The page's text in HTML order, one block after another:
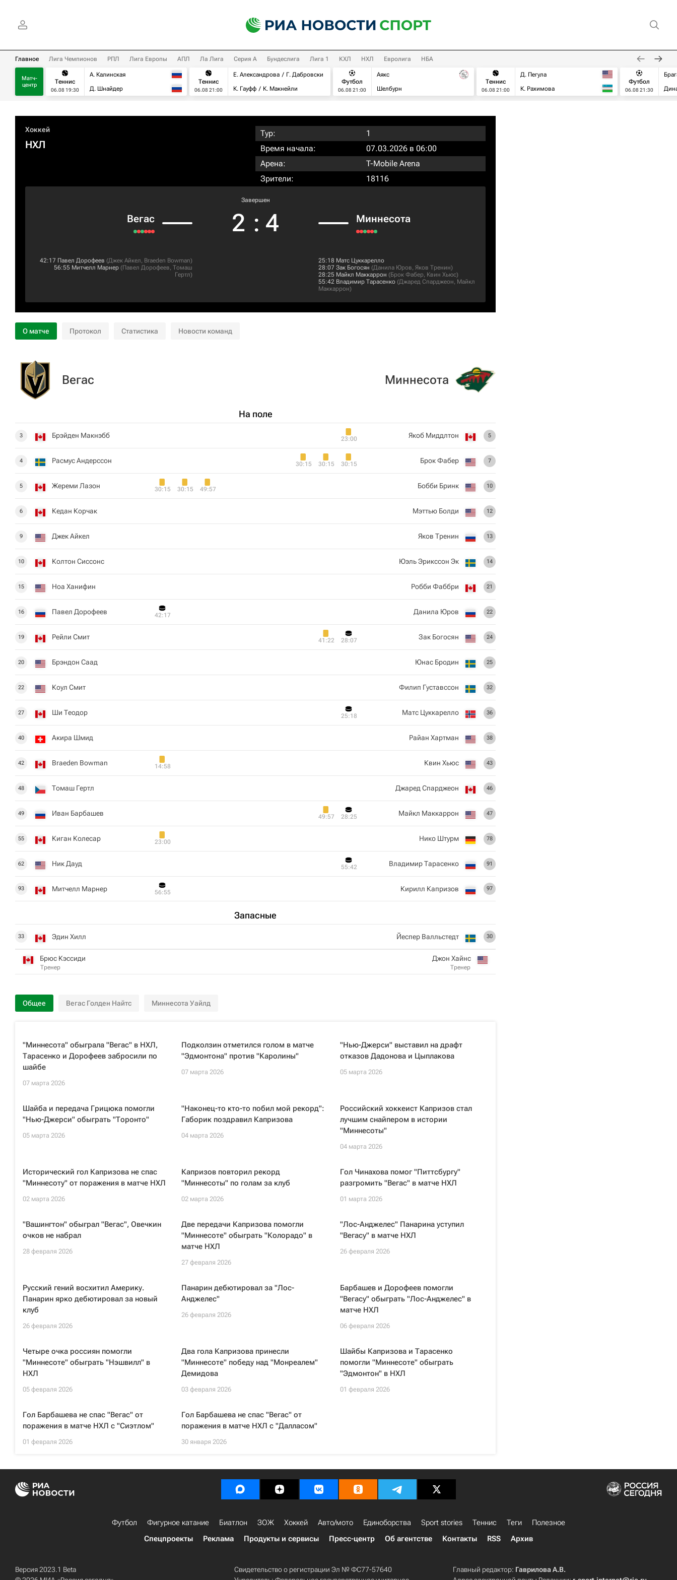
Главное Лига Чемпионов РПЛ Лига Европы АПЛ Ла Лига Серия А Бундеслига Лига 1 КХЛ НХЛ Евролига НБА
Матч-
центр
Теннис
06.08 19:30
А. Калинская
Д. Шнайдер
Теннис
06.08 21:00
Е. Александрова
Г. Дабровски
К. Гауфф
К. Макнейли
Футбол
06.08 21:00
Аякс
Шелбурн
Теннис
06.08 21:00
Д. Пегула
К. Рахимова
Футбол
06.08 21:30
Хоккей
НХЛ
Тур:
1
Время начала:
07.03.2026 в 06:00
Арена:
T-Mobile Arena
Зрители:
18116
Вегас
Завершен
2 : 4 Миннесота
42:17 Павел Дорофеев (Джек Айкел, Braeden Bowman)
56:55 Митчелл Марнер (Павел Дорофеев, Томаш
Гертл)
25:18 Матс Цуккарелло
28:07 Зак Богосян (Данила Юров, Яков Тренин)
28:25 Майкл Маккаррон (Брок Фабер, Квин Хьюс)
55:42 Владимир Тарасенко (Джаред Спарджеон, Майкл
Маккаррон)
О матче Протокол Статистика Новости команд
Вегас
На поле
3 Брэйден Макнэбб
4 Расмус Андерссон
5 Жереми Лазон 30:15 30:15 49:57
6 Кедан Корчак
9 Джек Айкел
10 Колтон Сиссонс
15 Ноа Ханифин
16 Павел Дорофеев 42:17
19 Рейли Смит
20 Брэндон Саад
22 Коул Смит
27 Ши Теодор
40 Акира Шмид
42 Braeden Bowman 14:58
48 Томаш Гертл
49 Иван Барбашев
55 Киган Колесар 23:00
62 Ник Дауд
93 Митчелл Марнер 56:55
Запасные
33 Эдин Хилл
Брюс Кэссиди
Тренер
Миннесота
5
Якоб Миддлтон
23:00
7
Брок Фабер
30:15
30:15
30:15
10
Бобби Бринк
12
Мэттью Болди
13
Яков Тренин
14
Юэль Эрикссон Эк
21
Робби Фаббри
22
Данила Юров
24
Зак Богосян
28:07
41:22
25
Юнас Бродин
32
Филип Густавссон
36
Матс Цуккарелло
25:18
38
Райан Хартман
43
Квин Хьюс
46
Джаред Спарджеон
47
Майкл Маккаррон
28:25
49:57
78
Нико Штурм
91
Владимир Тарасенко
55:42
97
Кирилл Капризов
30
Йеспер Валльстедт
Джон Хайнс
Тренер
Общее Вегас Голден Найтс Миннесота Уайлд
"Миннесота" обыграла "Вегас" в НХЛ,
Тарасенко и Дорофеев забросили по
шайбе
07 марта 2026
Подколзин отметился голом в матче
"Эдмонтона" против "Каролины"
07 марта 2026
"Нью-Джерси" выставил на драфт
отказов Дадонова и Цыплакова
05 марта 2026
Шайба и передача Грицюка помогли
"Нью-Джерси" обыграть "Торонто"
05 марта 2026
"Наконец-то кто-то побил мой рекорд":
Габорик поздравил Капризова
04 марта 2026
Российский хоккеист Капризов стал
лучшим снайпером в истории
"Миннесоты"
04 марта 2026
Исторический гол Капризова не спас
"Миннесоту" от поражения в матче НХЛ
02 марта 2026
Капризов повторил рекорд
"Миннесоты" по голам за клуб
02 марта 2026
Гол Чинахова помог "Питтсбургу"
разгромить "Вегас" в матче НХЛ
01 марта 2026
"Вашингтон" обыграл "Вегас", Овечкин
очков не набрал
28 февраля 2026
Две передачи Капризова помогли
"Миннесоте" обыграть "Колорадо" в
матче НХЛ
27 февраля 2026
"Лос-Анджелес" Панарина уступил
"Вегасу" в матче НХЛ
26 февраля 2026
Русский гений восхитил Америку.
Панарин ярко дебютировал за новый
клуб
26 февраля 2026
Панарин дебютировал за "Лос-
Анджелес"
26 февраля 2026
Барбашев и Дорофеев помогли
"Вегасу" обыграть "Лос-Анджелес" в
матче НХЛ
06 февраля 2026
Четыре очка россиян помогли
"Миннесоте" обыграть "Нэшвилл" в
НХЛ
05 февраля 2026
Два гола Капризова принесли
"Миннесоте" победу над "Монреалем"
Демидова
03 февраля 2026
Шайбы Капризова и Тарасенко
помогли "Миннесоте" обыграть
"Эдмонтон" в НХЛ
01 февраля 2026
Гол Барбашева не спас "Вегас" от
поражения в матче НХЛ с "Сиэтлом"
01 февраля 2026
Гол Барбашева не спас "Вегас" от
поражения в матче НХЛ с "Далласом"
30 января 2026
Футбол Фигурное катание Биатлон ЗОЖ Хоккей Авто/мото Единоборства Sport stories Теннис Теги
Полезное
Спецпроекты
Реклама Продукты и сервисы Пресс-центр Об агентстве Контакты RSS Архив
Версия 2023.1 Beta
Свидетельство о регистрации Эл № ФС77-57640
Главный редактор: Гаврилова А.В.